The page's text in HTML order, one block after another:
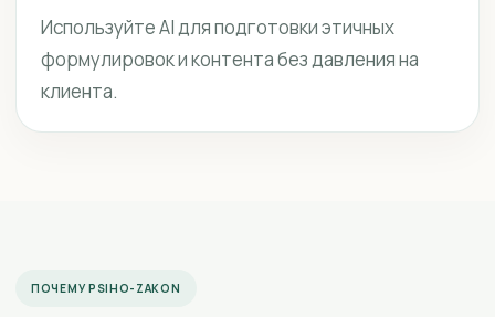
Используйте AI для подготовки этичных
формулировок и контента без давления на
клиента.
ПОЧЕМУ PSIHO-ZAKON